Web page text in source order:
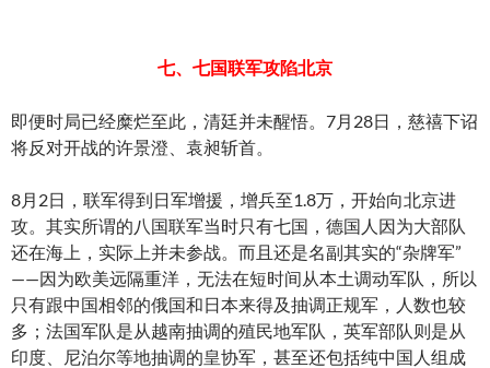
七、七国联军攻陷北京
即便时局已经糜烂至此，清廷并未醒悟。7月28日，慈禧下诏
将反对开战的许景澄、袁昶斩首。
8月2日，联军得到日军增援，增兵至1.8万，开始向北京进
攻。其实所谓的八国联军当时只有七国，德国人因为大部队
还在海上，实际上并未参战。而且还是名副其实的“杂牌军”
——因为欧美远隔重洋，无法在短时间从本土调动军队，所以
只有跟中国相邻的俄国和日本来得及抽调正规军，人数也较
多；法国军队是从越南抽调的殖民地军队，英军部队则是从
印度、尼泊尔等地抽调的皇协军，甚至还包括纯中国人组成